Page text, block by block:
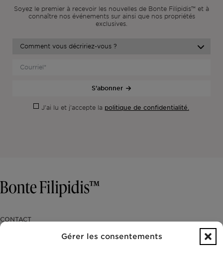
Gérer les consentements
Soyez le premier à recevoir les nouvelles de Bonte Filipidis™ et à
connaître nos événements sur ainsi que nos propriétés
exclusives.
S'abonner
J'ai lu et j'accepte la politique de confidentialité.
CONTACT